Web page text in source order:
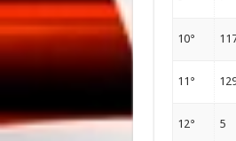
10°
11°
12° 5